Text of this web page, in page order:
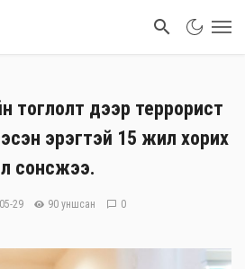
тоглолт дээр террорист
эрэгтэй 15 жил хорих
сонсжээ.
29 90 уншсан 0